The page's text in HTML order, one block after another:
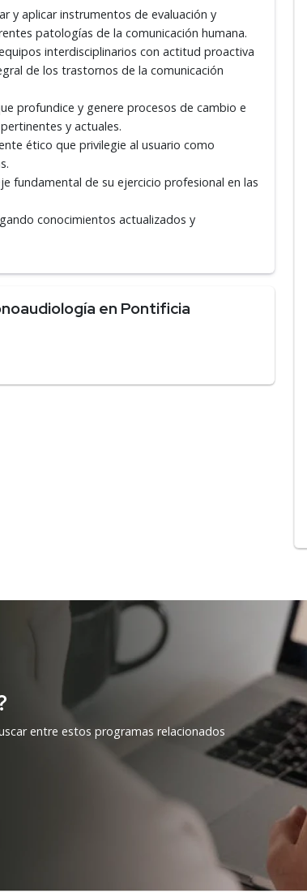
y aplicar instrumentos de evaluación y
patologías de la comunicación humana.
interdisciplinarios con actitud proactiva
de los trastornos de la comunicación
profundice y genere procesos de cambio e
y actuales.
ético que privilegie al usuario como
fundamental de su ejercicio profesional en las
conocimientos actualizados y
en Pontificia
entre estos programas relacionados